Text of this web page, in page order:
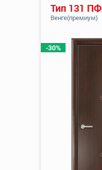
-30%
Тип 131 ПФ
Венге(премиум)